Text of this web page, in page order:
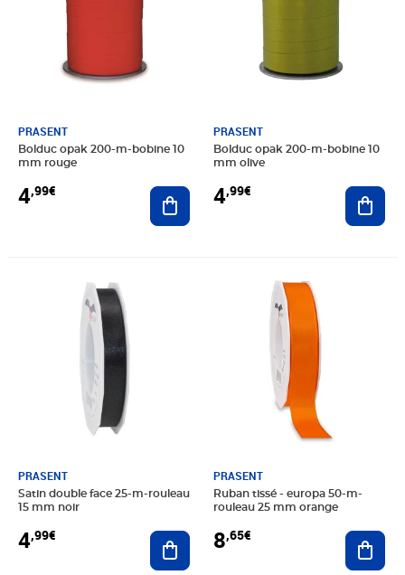
PRASENT
Bolduc opak 200-m-bobine 10
mm rouge
4,99€ Ajouter au panier
PRASENT
Bolduc opak 200-m-bobine 10
mm olive
4,99€
PRASENT
Satin double face 25-m-rouleau
15 mm noir
4,99€ Ajouter au panier
PRASENT
Ruban tissé - europa 50-m-
rouleau 25 mm orange
8,65€